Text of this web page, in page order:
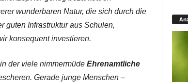
wunderbaren Natur, die sich durch die
guten Infrastruktur aus Schulen,
konsequent investieren.
der viele nimmermüde Ehrenamtliche
Gerade junge Menschen –